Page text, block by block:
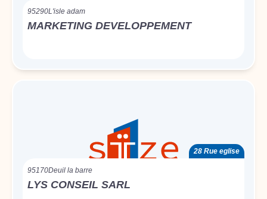
95290L'isle adam
MARKETING DEVELOPPEMENT
28 Rue eglise
95170Deuil la barre
LYS CONSEIL SARL